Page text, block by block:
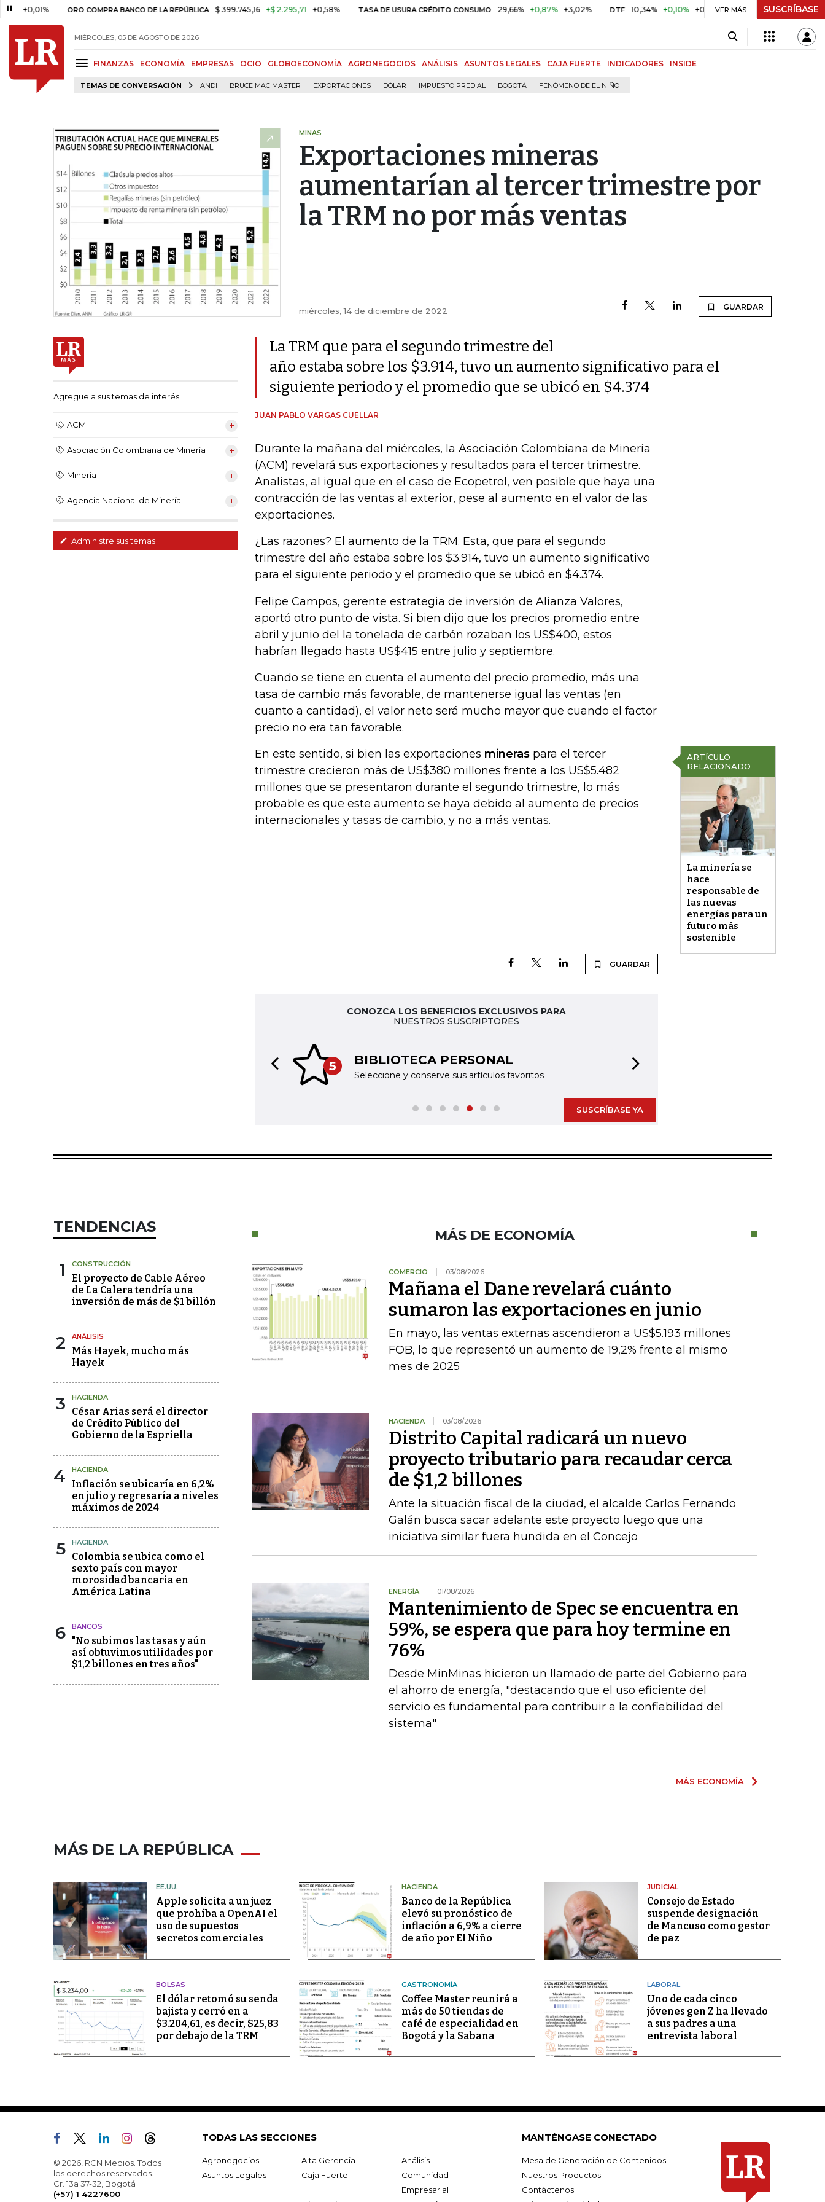
ORO COMPRA BANCO DE LA REPÚBLICA $ 399.745,16 +$ 2.295,71 +0,58% TASA DE USURA CRÉDITO CONSUMO 29,66% +0,87% +3,02% DTF 10,34% +0,10% +0,98% UVR $ 416,86 +$ 0,05
VER MÁS SUSCRÍBASE
MIÉRCOLES, 05 DE AGOSTO DE 2026
FINANZAS ECONOMÍA EMPRESAS OCIO GLOBOECONOMÍA AGRONEGOCIOS ANÁLISIS ASUNTOS LEGALES CAJA FUERTE INDICADORES INSIDE
TEMAS DE CONVERSACIÓN ANDI BRUCE MAC MASTER EXPORTACIONES DÓLAR IMPUESTO PREDIAL BOGOTÁ FENÓMENO DE EL NIÑO
MINAS
Exportaciones mineras
aumentarían al tercer trimestre por
la TRM no por más ventas
miércoles, 14 de diciembre de 2022 GUARDAR
Agregue a sus temas de interés
ACM
Asociación Colombiana de Minería
Minería
Agencia Nacional de Minería
Administre sus temas
La TRM que para el segundo trimestre del
año estaba sobre los $3.914, tuvo un aumento significativo para el
siguiente periodo y el promedio que se ubicó en $4.374
JUAN PABLO VARGAS CUELLAR
Durante la mañana del miércoles, la Asociación Colombiana de Minería
(ACM) revelará sus exportaciones y resultados para el tercer trimestre.
Analistas, al igual que en el caso de Ecopetrol, ven posible que haya una
contracción de las ventas al exterior, pese al aumento en el valor de las
exportaciones.
¿Las razones? El aumento de la TRM. Esta, que para el segundo
trimestre del año estaba sobre los $3.914, tuvo un aumento significativo
para el siguiente periodo y el promedio que se ubicó en $4.374.
Felipe Campos, gerente estrategia de inversión de Alianza Valores,
aportó otro punto de vista. Si bien dijo que los precios promedio entre
abril y junio del la tonelada de carbón rozaban los US$400, estos
habrían llegado hasta US$415 entre julio y septiembre.
Cuando se tiene en cuenta el aumento del precio promedio, más una
tasa de cambio más favorable, de mantenerse igual las ventas (en
cuanto a cantidad), el valor neto será mucho mayor que cuando el factor
precio no era tan favorable.
ARTÍCULO
RELACIONADO
La minería se
hace
responsable de
las nuevas
energías para un
futuro más
sostenible
En este sentido, si bien las exportaciones mineras para el tercer
trimestre crecieron más de US$380 millones frente a los US$5.482
millones que se presentaron durante el segundo trimestre, lo más
probable es que este aumento se haya debido al aumento de precios
internacionales y tasas de cambio, y no a más ventas.
GUARDAR
CONOZCA LOS BENEFICIOS EXCLUSIVOS PARA
NUESTROS SUSCRIPTORES
5 BIBLIOTECA PERSONAL
Seleccione y conserve sus artículos favoritos
Previous slide
SUSCRÍBASE YA
TENDENCIAS
1 CONSTRUCCIÓN
El proyecto de Cable Aéreo
de La Calera tendría una
inversión de más de $1 billón
2 ANÁLISIS
Más Hayek, mucho más
Hayek
3 HACIENDA
César Arias será el director
de Crédito Público del
Gobierno de la Espriella
4 HACIENDA
Inflación se ubicaría en 6,2%
en julio y regresaría a niveles
máximos de 2024
5 HACIENDA
Colombia se ubica como el
sexto país con mayor
morosidad bancaria en
América Latina
6 BANCOS
"No subimos las tasas y aún
así obtuvimos utilidades por
$1,2 billones en tres años"
MÁS DE ECONOMÍA
COMERCIO 03/08/2026
Mañana el Dane revelará cuánto
sumaron las exportaciones en junio
En mayo, las ventas externas ascendieron a US$5.193 millones
FOB, lo que representó un aumento de 19,2% frente al mismo
mes de 2025
HACIENDA 03/08/2026
Distrito Capital radicará un nuevo
proyecto tributario para recaudar cerca
de $1,2 billones
Ante la situación fiscal de la ciudad, el alcalde Carlos Fernando
Galán busca sacar adelante este proyecto luego que una
iniciativa similar fuera hundida en el Concejo
ENERGÍA 01/08/2026
Mantenimiento de Spec se encuentra en
59%, se espera que para hoy termine en
76%
Desde MinMinas hicieron un llamado de parte del Gobierno para
el ahorro de energía, "destacando que el uso eficiente del
servicio es fundamental para contribuir a la confiabilidad del
sistema"
MÁS ECONOMÍA
MÁS DE LA REPÚBLICA
EE.UU.
Apple solicita a un juez
que prohíba a OpenAI el
uso de supuestos
secretos comerciales
HACIENDA
Banco de la República
elevó su pronóstico de
inflación a 6,9% a cierre
de año por El Niño
JUDICIAL
Consejo de Estado
suspende designación
de Mancuso como gestor
de paz
BOLSAS
El dólar retomó su senda
bajista y cerró en a
$3.204,61, es decir, $25,83
por debajo de la TRM
GASTRONOMÍA
Coffee Master reunirá a
más de 50 tiendas de
café de especialidad en
Bogotá y la Sabana
LABORAL
Uno de cada cinco
jóvenes gen Z ha llevado
a sus padres a una
entrevista laboral
© 2026, RCN Medios. Todos
los derechos reservados.
Cr. 13a 37-32, Bogotá
(+57) 1 4227600
TODAS LAS SECCIONES
Agronegocios Alta Gerencia
Análisis
Asuntos Legales
Caja Fuerte
Comunidad
Empresarial
MANTÉNGASE CONECTADO
Mesa de Generación de Contenidos
Nuestros Productos
Contáctenos